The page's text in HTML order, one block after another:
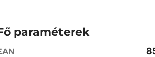
paraméterek